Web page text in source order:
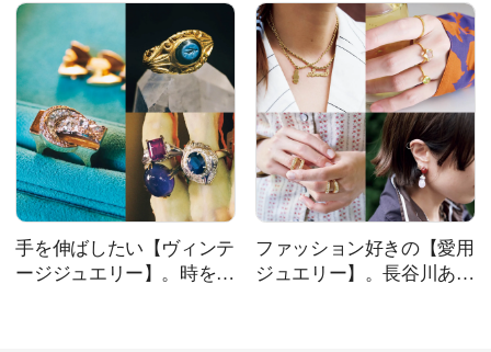
徴するアイコン
手を伸ばしたい【ヴィンテ
ージジュエリー】。時を超
ファッション好きの【愛用
ジュエリー】。長谷川あか